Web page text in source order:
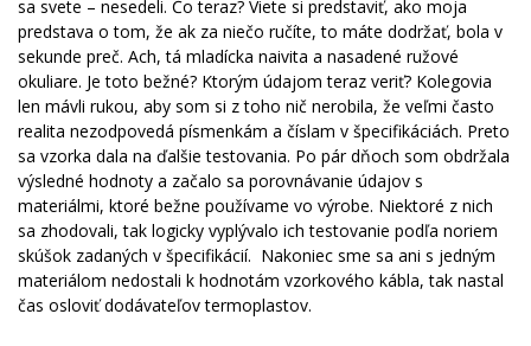
sa svete – nesedeli. Čo teraz? Viete si predstaviť, ako moja
predstava o tom, že ak za niečo ručíte, to máte dodržať, bola v
sekunde preč. Ach, tá mladícka naivita a nasadené ružové
okuliare. Je toto bežné? Ktorým údajom teraz veriť? Kolegovia
len mávli rukou, aby som si z toho nič nerobila, že veľmi často
realita nezodpovedá písmenkám a číslam v špecifikáciách. Preto
sa vzorka dala na ďalšie testovania. Po pár dňoch som obdržala
výsledné hodnoty a začalo sa porovnávanie údajov s
materiálmi, ktoré bežne používame vo výrobe. Niektoré z nich
sa zhodovali, tak logicky vyplývalo ich testovanie podľa noriem
skúšok zadaných v špecifikácií. Nakoniec sme sa ani s jedným
materiálom nedostali k hodnotám vzorkového kábla, tak nastal
čas osloviť dodávateľov termoplastov.